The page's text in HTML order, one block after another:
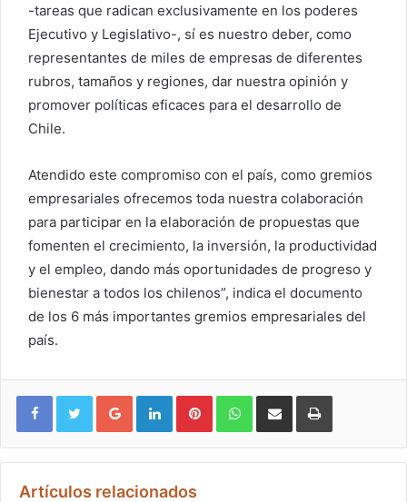
-tareas que radican exclusivamente en los poderes
Ejecutivo y Legislativo-, sí es nuestro deber, como
representantes de miles de empresas de diferentes
rubros, tamaños y regiones, dar nuestra opinión y
promover políticas eficaces para el desarrollo de
Chile.
Atendido este compromiso con el país, como gremios
empresariales ofrecemos toda nuestra colaboración
para participar en la elaboración de propuestas que
fomenten el crecimiento, la inversión, la productividad
y el empleo, dando más oportunidades de progreso y
bienestar a todos los chilenos”, indica el documento
de los 6 más importantes gremios empresariales del
país.
Google+ LinkedIn Pinterest WhatsApp
Artículos relacionados